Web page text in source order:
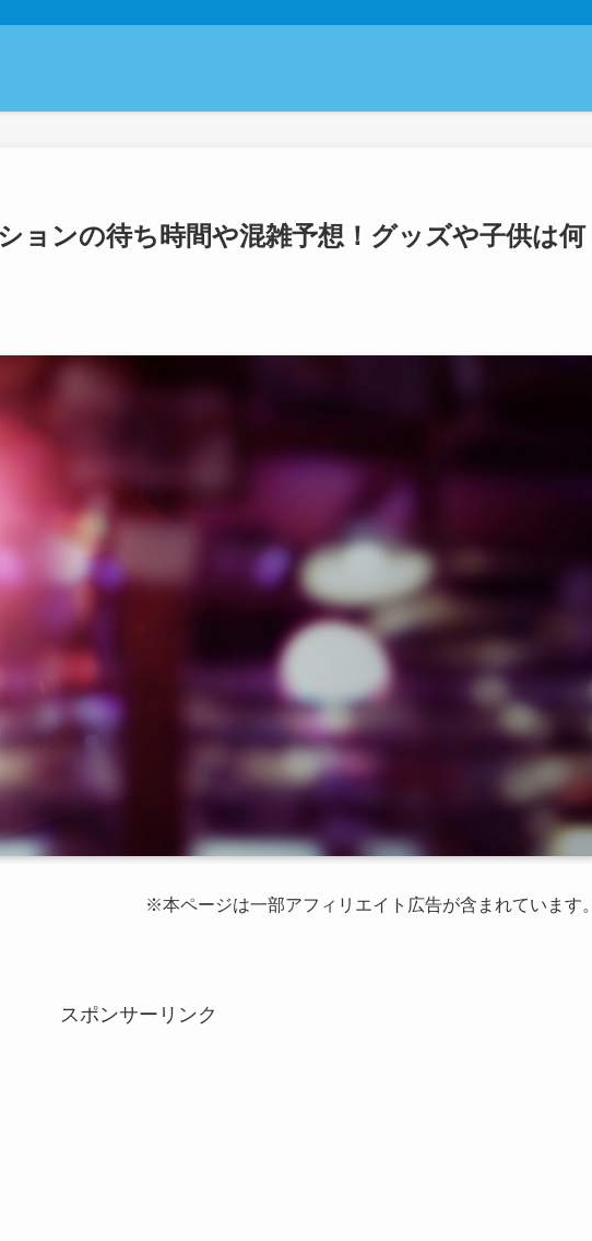
ョンの待ち時間や混雑予想！グッズや子供は何
※本ページは一部アフィリエイト広告が含まれています。
スポンサーリンク